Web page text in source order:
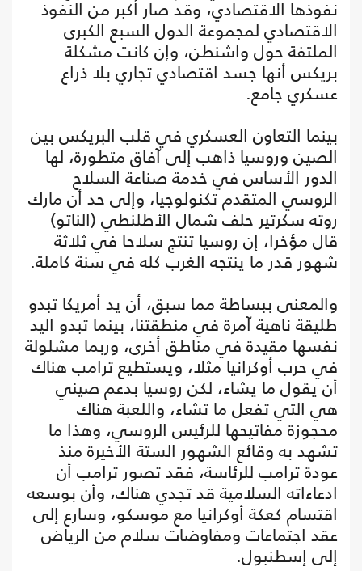
نفوذها الاقتصادي، وقد صار أكبر من النفوذ
الاقتصادي لمجموعة الدول السبع الكبرى
الملتفة حول واشنطن، وإن كانت مشكلة
بريكس أنها جسد اقتصادي تجاري بلا ذراع
عسكري جامع.
بينما التعاون العسكري في قلب البريكس بين
الصين وروسيا ذاهب إلى آفاق متطورة، لها
الدور الأساس في خدمة صناعة السلاح
الروسي المتقدم تكنولوجيا، وإلى حد أن مارك
روته سكرتير حلف شمال الأطلنطي (الناتو)
قال مؤخرا، إن روسيا تنتج سلاحا في ثلاثة
شهور قدر ما ينتجه الغرب كله في سنة كاملة.
والمعنى ببساطة مما سبق، أن يد أمريكا تبدو
طليقة ناهية آمرة في منطقتنا، بينما تبدو اليد
نفسها مقيدة في مناطق أخرى، وربما مشلولة
في حرب أوكرانيا مثلا، ويستطيع ترامب هناك
أن يقول ما يشاء، لكن روسيا بدعم صيني
هي التي تفعل ما تشاء، واللعبة هناك
محجوزة مفاتيحها للرئيس الروسي، وهذا ما
تشهد به وقائع الشهور الستة الأخيرة منذ
عودة ترامب للرئاسة، فقد تصور ترامب أن
ادعاءاته السلامية قد تجدي هناك، وأن بوسعه
اقتسام كعكة أوكرانيا مع موسكو، وسارع إلى
عقد اجتماعات ومفاوضات سلام من الرياض
إلى إسطنبول.